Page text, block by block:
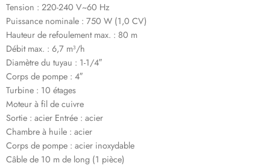
Tension : 220-240 V~60 Hz
Puissance nominale : 750 W (1,0 CV)
Hauteur de refoulement max. : 80 m
Débit max. : 6,7 m³/h
Diamètre du tuyau : 1-1/4″
Corps de pompe : 4″
Turbine : 10 étages
Moteur à fil de cuivre
Sortie : acier Entrée : acier
Chambre à huile : acier
Corps de pompe : acier inoxydable
Câble de 10 m de long (1 pièce)